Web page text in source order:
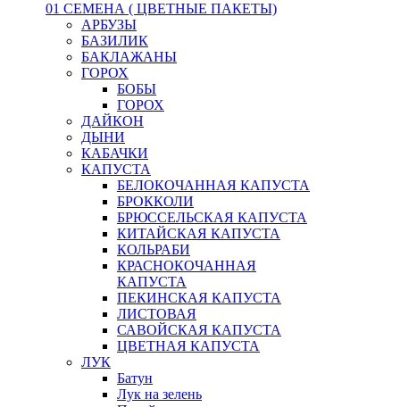
01 СЕМЕНА ( ЦВЕТНЫЕ ПАКЕТЫ)
АРБУЗЫ
БАЗИЛИК
БАКЛАЖАНЫ
ГОРОХ
БОБЫ
ГОРОХ
ДАЙКОН
ДЫНИ
КАБАЧКИ
КАПУСТА
БЕЛОКОЧАННАЯ КАПУСТА
БРОККОЛИ
БРЮССЕЛЬСКАЯ КАПУСТА
КИТАЙСКАЯ КАПУСТА
КОЛЬРАБИ
КРАСНОКОЧАННАЯ
КАПУСТА
ПЕКИНСКАЯ КАПУСТА
ЛИСТОВАЯ
САВОЙСКАЯ КАПУСТА
ЦВЕТНАЯ КАПУСТА
ЛУК
Батун
Лук на зелень